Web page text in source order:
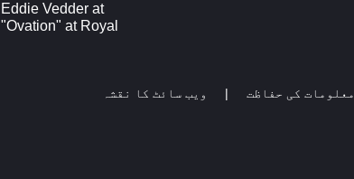
Eddie Vedder at
"Ovation" at Royal
معلومات کی حفاظت | ویب سائٹ کا نقشہ